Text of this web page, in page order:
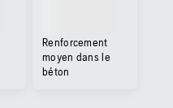
Renforcement
moyen dans le
béton